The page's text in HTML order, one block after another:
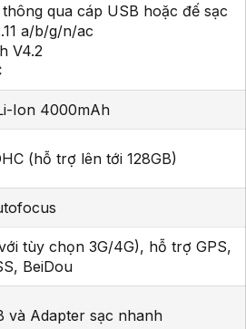
qua cáp USB hoặc đế sạc
a/b/g/n/ac
V4.2
Ion 4000mAh
(hỗ trợ lên tới 128GB)
tùy chọn 3G/4G), hỗ trợ GPS,
BeiDou
và Adapter sạc nhanh